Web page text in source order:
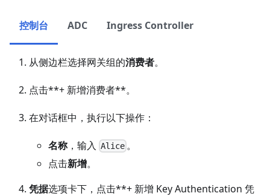
控制台 ADC Ingress Controller
从侧边栏选择网关组的消费者。
点击**+ 新增消费者**。
在对话框中，执行以下操作：
名称，输入 Alice 。
点击新增。
凭据选项卡下，点击**+ 新增 Key Authentication 凭